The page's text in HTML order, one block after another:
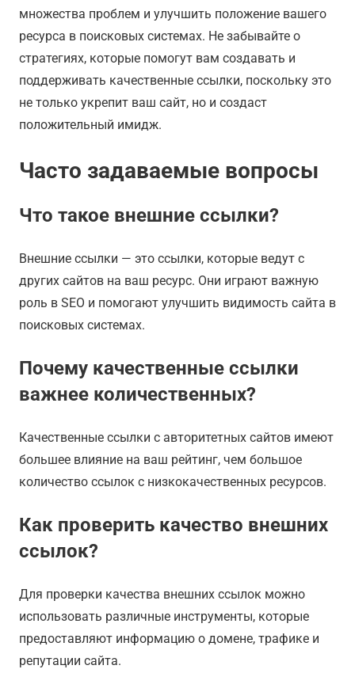
множества проблем и улучшить положение вашего
ресурса в поисковых системах. Не забывайте о
стратегиях, которые помогут вам создавать и
поддерживать качественные ссылки, поскольку это
не только укрепит ваш сайт, но и создаст
положительный имидж.
Часто задаваемые вопросы
Что такое внешние ссылки?
Внешние ссылки — это ссылки, которые ведут с
других сайтов на ваш ресурс. Они играют важную
роль в SEO и помогают улучшить видимость сайта в
поисковых системах.
Почему качественные ссылки
важнее количественных?
Качественные ссылки с авторитетных сайтов имеют
большее влияние на ваш рейтинг, чем большое
количество ссылок с низкокачественных ресурсов.
Как проверить качество внешних
ссылок?
Для проверки качества внешних ссылок можно
использовать различные инструменты, которые
предоставляют информацию о домене, трафике и
репутации сайта.